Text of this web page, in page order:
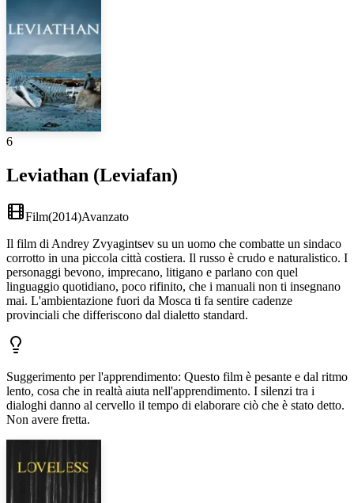
6
Leviathan (Leviafan)
Film(2014)Avanzato
Il film di Andrey Zvyagintsev su un uomo che combatte un sindaco
corrotto in una piccola città costiera. Il russo è crudo e naturalistico. I
personaggi bevono, imprecano, litigano e parlano con quel
linguaggio quotidiano, poco rifinito, che i manuali non ti insegnano
mai. L'ambientazione fuori da Mosca ti fa sentire cadenze
provinciali che differiscono dal dialetto standard.
Suggerimento per l'apprendimento: Questo film è pesante e dal ritmo
lento, cosa che in realtà aiuta nell'apprendimento. I silenzi tra i
dialoghi danno al cervello il tempo di elaborare ciò che è stato detto.
Non avere fretta.